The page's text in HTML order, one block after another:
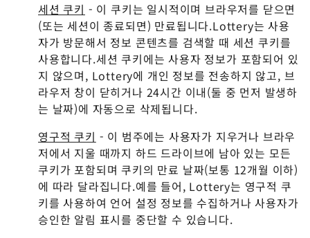
세션 쿠키 - 이 쿠키는 일시적이며 브라우저를 닫으면
(또는 세션이 종료되면) 만료됩니다.Lottery는 사용
자가 방문해서 정보 콘텐츠를 검색할 때 세션 쿠키를
사용합니다.세션 쿠키에는 사용자 정보가 포함되어 있
지 않으며, Lottery에 개인 정보를 전송하지 않고, 브
라우저 창이 닫히거나 24시간 이내(둘 중 먼저 발생하
는 날짜)에 자동으로 삭제됩니다.
영구적 쿠키 - 이 범주에는 사용자가 지우거나 브라우
저에서 지울 때까지 하드 드라이브에 남아 있는 모든
쿠키가 포함되며 쿠키의 만료 날짜(보통 12개월 이하)
에 따라 달라집니다.예를 들어, Lottery는 영구적 쿠
키를 사용하여 언어 설정 정보를 수집하거나 사용자가
승인한 알림 표시를 중단할 수 있습니다.